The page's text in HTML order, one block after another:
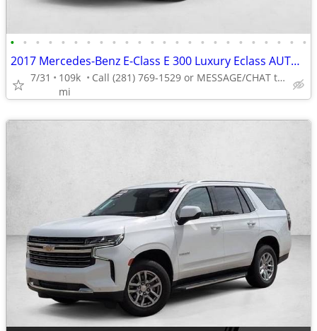
• • • • • • • • • • • • • • • • • • • • • • • •
2017 Mercedes-Benz E-Class E 300 Luxury Eclass AUTONATION
7/31
109k
mi
Call (281) 769-1529 or MESSAGE/CHAT to confirm availability